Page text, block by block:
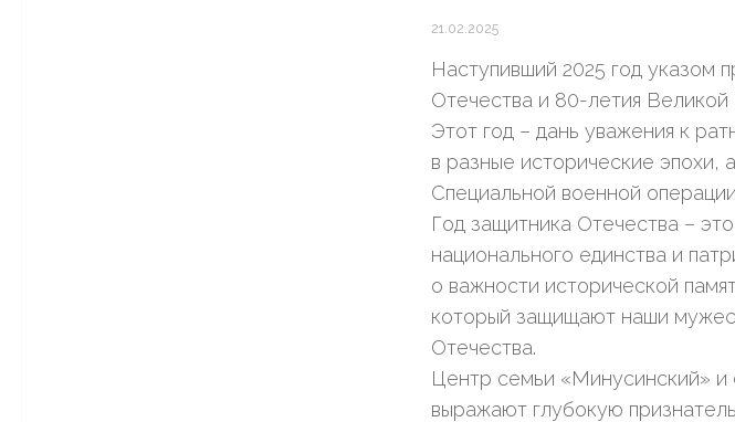
21.02.2025
Наступивший 2025 год указом
Отечества и 80-летия
Этот год – дань уважения к
в разные исторические эпохи,
Специальной военной
Год защитника Отечества –
национального единства и
о важности исторической
который защищают наши
Отечества.
Центр семьи «Минусинский» и
выражают глубокую